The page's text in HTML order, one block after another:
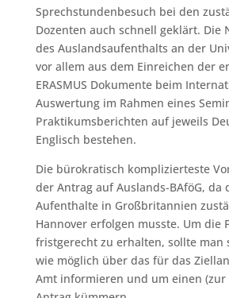
Sprechstundenbesuch bei den
Dozenten auch schnell geklärt. Die
des Auslandsaufenthalts an der
vor allem aus dem Einreichen der
ERASMUS Dokumente beim
Auswertung im Rahmen eines
Praktikumsberichten auf jeweils
Englisch bestehen.
Die bürokratisch komplizierteste
der Antrag auf Auslands-BAföG, da
Aufenthalte in Großbritannien
Hannover erfolgen musste. Um die
fristgerecht zu erhalten, sollte man
wie möglich über das für das
Amt informieren und um einen (zur